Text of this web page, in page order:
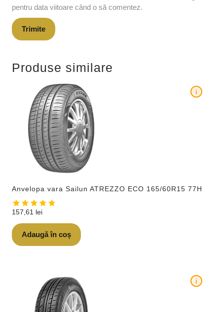
pentru data viitoare când o să comentez.
Produse similare
Anvelopa vara Sailun ATREZZO ECO 165/60R15 77H
i
157,61 lei
Adaugă în coș
i